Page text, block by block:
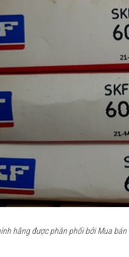
hãng được phân phối bởi Mua bán